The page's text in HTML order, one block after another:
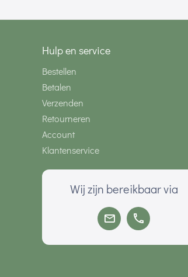
Hulp en service
Bestellen
Betalen
Verzenden
Retourneren
Account
Klantenservice
Wij zijn bereikbaar via